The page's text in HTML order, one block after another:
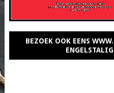
BEZOEK OOK EENS